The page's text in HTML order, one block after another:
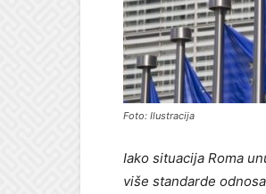
Foto: Ilustracija
Iako situacija Roma
više standarde